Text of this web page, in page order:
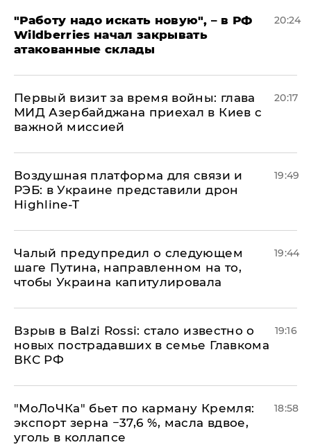
"Работу надо искать новую", – в РФ
Wildberries начал закрывать
атакованные склады
20:24
Первый визит за время войны: глава
МИД Азербайджана приехал в Киев с
важной миссией
20:17
Воздушная платформа для связи и
РЭБ: в Украине представили дрон
Highline-T
19:49
Чалый предупредил о следующем
шаге Путина, направленном на то,
чтобы Украина капитулировала
19:44
Взрыв в Balzi Rossi: стало известно о
новых пострадавших в семье Главкома
ВКС РФ
19:16
​"МоЛоЧКа" бьет по карману Кремля:
экспорт зерна −37,6 %, масла вдвое,
уголь в коллапсе
18:58